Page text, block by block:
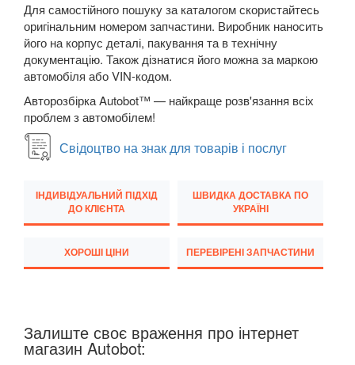
Megane III (BZ, DZ, KZ)
Megane IV
Modus (JP0)
Grand Modus (JP0)
Sandero II Stepway (B8)
Scenic III (JZ0)
Grand Scenic III (JZ0)
Twingo II (CN0)
Для самостійного пошуку за каталогом скористайтесь
оригінальним номером запчастини. Виробник наносить
його на корпус деталі, пакування та в технічну
документацію. Також дізнатися його можна за маркою
автомобіля або VIN-кодом.
Авторозбірка Autobot™ — найкраще розв'язання всіх
проблем з автомобілем!
Свідоцтво на знак для товарів і послуг
ІНДИВІДУАЛЬНИЙ ПІДХІД
ДО КЛІЄНТА
ШВИДКА ДОСТАВКА ПО
УКРАЇНІ
ХОРОШІ ЦІНИ ПЕРЕВІРЕНІ ЗАПЧАСТИНИ
Залиште своє враження про інтернет
магазин Autobot: